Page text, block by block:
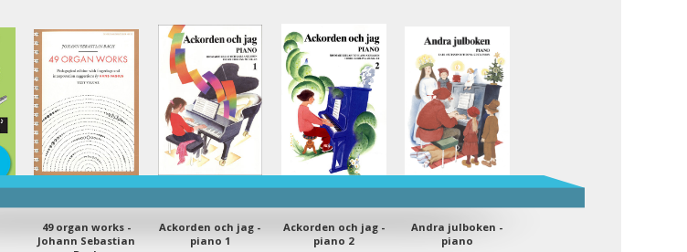
49 organ works -
Johann Sebastian
Ackorden och jag -
piano 1
Ackorden och jag -
piano 2
Andra julboken -
piano